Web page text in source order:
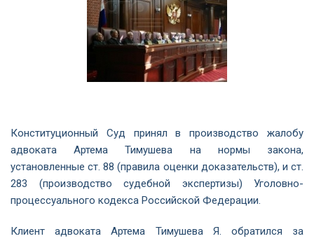
Конституционный Суд принял в производство жалобу
адвоката Артема Тимушева на нормы закона,
установленные ст. 88 (правила оценки доказательств), и ст.
283 (производство судебной экспертизы) Уголовно-
процессуального кодекса Российской Федерации.
Клиент адвоката Артема Тимушева Я. обратился за